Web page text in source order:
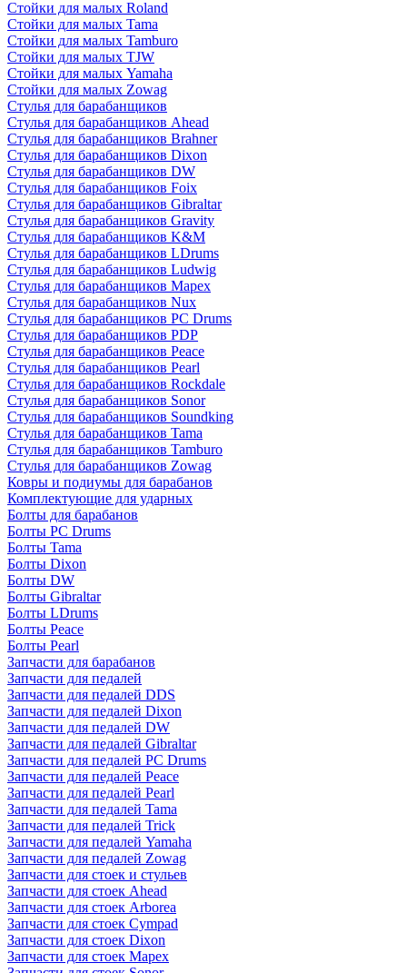
Стойки для малых Roland
Стойки для малых Tama
Стойки для малых Tamburo
Стойки для малых TJW
Стойки для малых Yamaha
Стойки для малых Zowag
Стулья для барабанщиков
Стулья для барабанщиков Ahead
Стулья для барабанщиков Brahner
Стулья для барабанщиков Dixon
Стулья для барабанщиков DW
Стулья для барабанщиков Foix
Стулья для барабанщиков Gibraltar
Стулья для барабанщиков Gravity
Стулья для барабанщиков K&M
Стулья для барабанщиков LDrums
Стулья для барабанщиков Ludwig
Стулья для барабанщиков Mapex
Стулья для барабанщиков Nux
Стулья для барабанщиков PC Drums
Стулья для барабанщиков PDP
Стулья для барабанщиков Peace
Стулья для барабанщиков Pearl
Стулья для барабанщиков Rockdale
Стулья для барабанщиков Sonor
Стулья для барабанщиков Soundking
Стулья для барабанщиков Tama
Стулья для барабанщиков Tamburo
Стулья для барабанщиков Zowag
Ковры и подиумы для барабанов
Комплектующие для ударных
Болты для барабанов
Болты PC Drums
Болты Tama
Болты Dixon
Болты DW
Болты Gibraltar
Болты LDrums
Болты Peace
Болты Pearl
Запчасти для барабанов
Запчасти для педалей
Запчасти для педалей DDS
Запчасти для педалей Dixon
Запчасти для педалей DW
Запчасти для педалей Gibraltar
Запчасти для педалей PC Drums
Запчасти для педалей Peace
Запчасти для педалей Pearl
Запчасти для педалей Tama
Запчасти для педалей Trick
Запчасти для педалей Yamaha
Запчасти для педалей Zowag
Запчасти для стоек и стульев
Запчасти для стоек Ahead
Запчасти для стоек Arborea
Запчасти для стоек Cympad
Запчасти для стоек Dixon
Запчасти для стоек Mapex